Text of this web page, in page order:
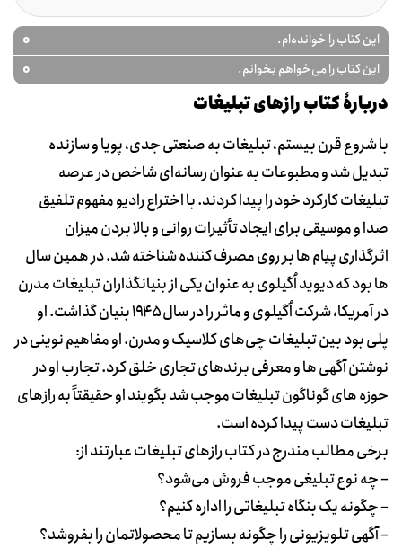
این کتاب را خوانده‌ام. 0
این کتاب را می‌خواهم بخوانم. 0
دربارۀ کتاب رازهای تبلیغات
با شروع قرن بیستم، تبلیغات به صنعتی جدی، پویا و سازنده
تبدیل شد و مطبوعات به عنوان رسانه‌ای شاخص در عرصه
‌‌تبلیغات کارکرد خود را پیدا کردند. با اختراع رادیو مفهوم تلفیق
صدا و موسیقی برای ایجاد تأثیرات روانی و بالا بردن میزان
اثرگذاری پیام ها بر روی مصرف کننده شناخته شد. در همین سال
ها بود که دیوید اُگیلوی به عنوان یکی از بنیانگذاران تبلیغات مدرن
در آمریکا، شرکت اُگیلوی و ماثر را در سال ۱۹۴۵ بنیان گذاشت. او
پلی بود بین تبلیغات چی‌های کلاسیک و مدرن. او مفاهیم نوینی در
نوشتن آگهی ها و معرفی برندهای تجاری خلق کرد. تجارب او در
حوزه های گوناگون تبلیغات‌ موجب شد بگویند او حقیقتاً به رازهای
تبلیغات دست پیدا کرده است.
برخی مطالب مندرج در کتاب رازهای تبلیغات عبارتند از:
– چه نوع تبلیغی موجب فروش می‌شود؟
– چگونه یک بنگاه تبلیغاتی را اداره کنیم؟
– آگهی تلویزیونی را چگونه بسازیم تا محصولاتمان را بفروشد؟